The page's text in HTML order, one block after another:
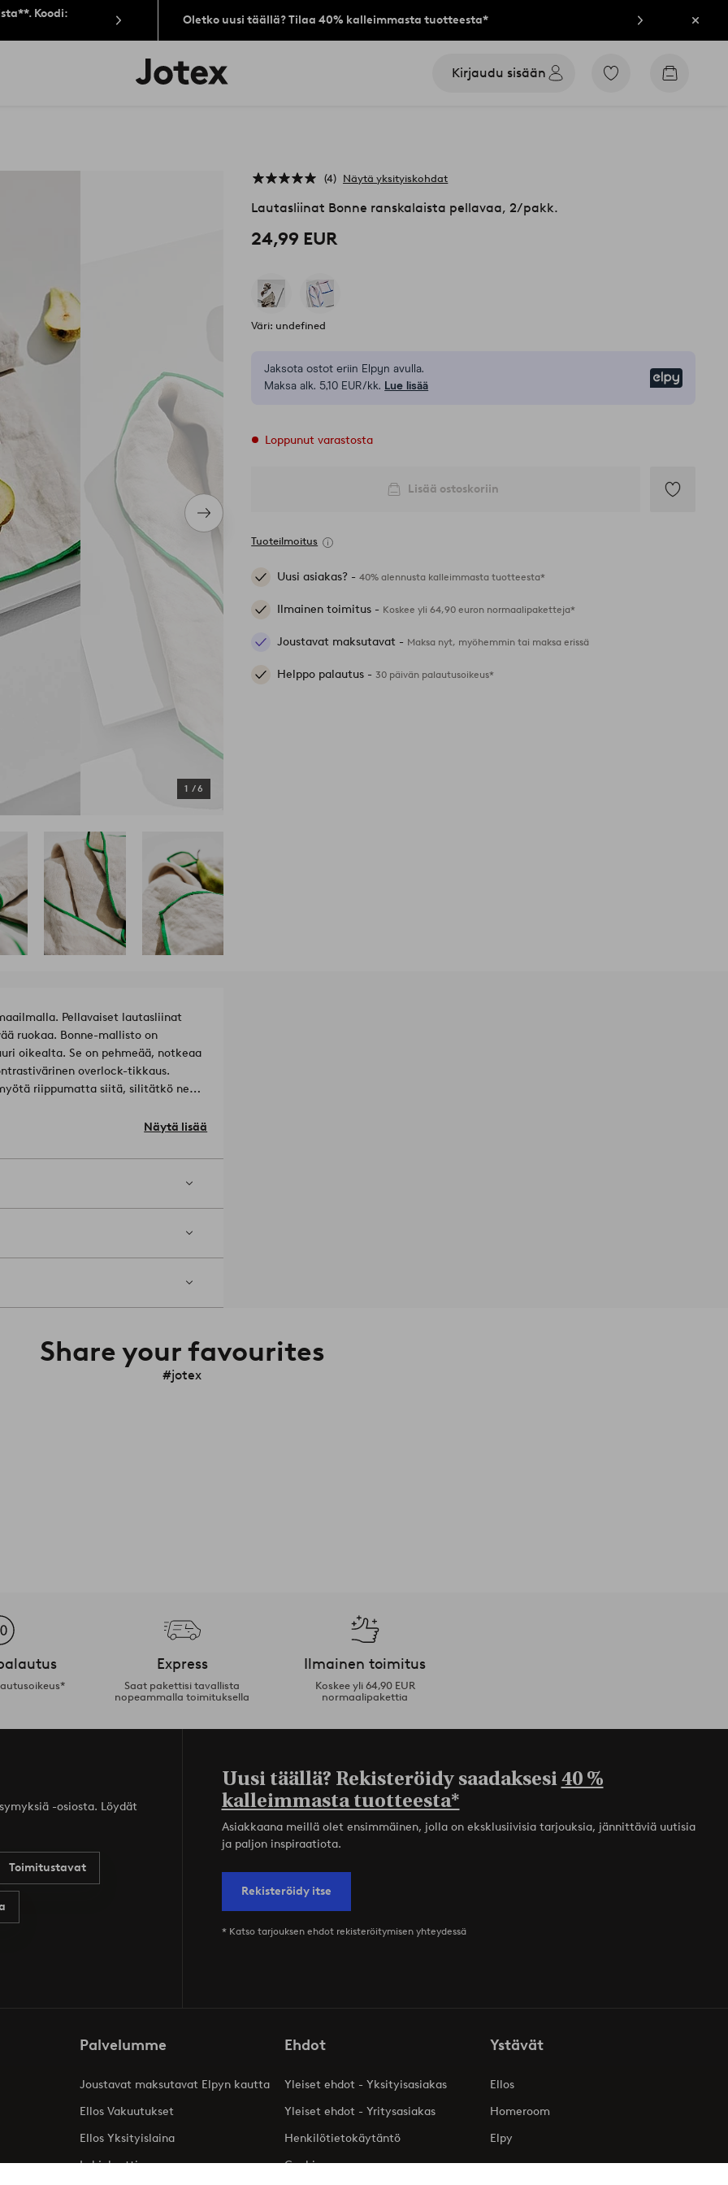
Koodi:
Oletko uusi täällä? Tilaa 40% kalleimmasta tuotteesta* Sulje
Jotex-
logo
Kirjaudu sisään
Siirry
Siirry
Seuraava
tuote
1 /6
4 Näytä yksityiskohdat
Lautasliinat Bonne ranskalaista pellavaa, 2/pakk.
24,99 EUR
Väri: undefined
Jaksota ostot eriin Elpyn avulla.
Maksa alk. 5,10 EUR/kk. Lue lisää
Loppunut varastosta
Lisää ostoskoriin
Tuoteilmoitus
Uusi asiakas? -40% alennusta kalleimmasta tuotteesta*
Ilmainen toimitus - Koskee yli 64,90 euron normaalipaketteja*
Joustavat maksutavat - Maksa nyt, myöhemmin tai maksa erissä
Helppo palautus -30 päivän palautusoikeus*
Pellavaiset lautasliinat
ruokaa. Bonne-mallisto on
oikealta. Se on pehmeää, notkeaa
overlock-tikkaus.
riippumatta siitä, silitätkö ne
värisävyjä juuri niin kuin sinusta
kuuluvilla keittiöpyyhkeillä, joita on
Näytä lisää
Share your favourites
#jotex
Express
Saat pakettisi tavallista
nopeammalla toimituksella
Ilmainen toimitus
Koskee yli 64,90 EUR
normaalipakettia
-osiosta. Löydät
Toimitustavat
Uusi täällä? Rekisteröidy saadaksesi40 %
kalleimmasta tuotteesta*
Asiakkaana meillä olet ensimmäinen, jolla on eksklusiivisia tarjouksia, jännittäviä uutisia
ja paljon inspiraatiota.
Rekisteröidy itse
* Katso tarjouksen ehdot rekisteröitymisen yhteydessä
Palvelumme
Joustavat maksutavat Elpyn kautta
Ellos Vakuutukset
Ellos Yksityislaina
Lahjakortti
Ehdot
Yleiset ehdot - Yksityisasiakas
Yleiset ehdot - Yritysasiakas
Henkilötietokäytäntö
Cookies
Ystävät
Ellos
Homeroom
Elpy